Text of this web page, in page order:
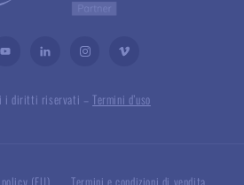
i diritti riservati –Termini d’uso
(EU) Termini e condizioni di vendita